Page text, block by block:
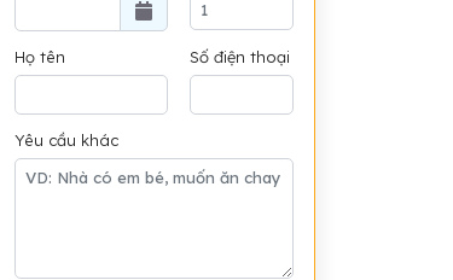
Họ tên Số điện thoại
Yêu cầu khác